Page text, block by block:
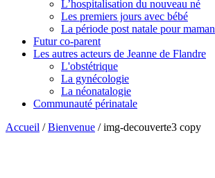
L’hospitalisation du nouveau né
Les premiers jours avec bébé
La période post natale pour maman
Futur co-parent
Les autres acteurs de Jeanne de Flandre
L'obstétrique
La gynécologie
La néonatalogie
Communauté périnatale
Accueil /Bienvenue /img-decouverte3 copy